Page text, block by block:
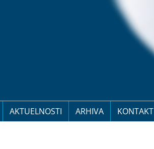
AKTUELNOSTI ARHIVA KONTAKT